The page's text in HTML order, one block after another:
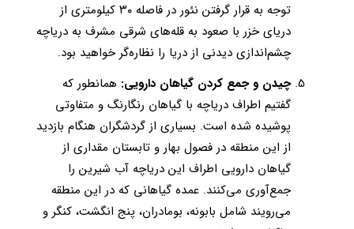
توجه به قرار گرفتن نئور در فاصله ۳۰ کیلومتری از
دریای خزر با صعود به قله‌های شرقی مشرف به دریاچه
چشم‌اندازی دیدنی از دریا را نظاره‌گر خواهید بود.
چیدن و جمع کردن گیاهان دارویی: همانطور که
گفتیم اطراف دریاچه با گیاهان رنگارنگ و متفاوتی
پوشیده شده است. بسیاری از گردشگران هنگام بازدید
از این منطقه در فصول بهار و تابستان مقداری از
گیاهان دارویی اطراف این دریاچه آب شیرین را
جمع‌آوری می‌کنند. عمده گیاهانی که در این منطقه
می‌رویند شامل بابونه، بومادران، پنج انگشت، کنگر و